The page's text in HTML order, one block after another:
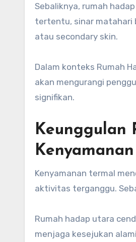
Sebaliknya, rumah
tertentu, sinar matahari
atau secondary skin.
Dalam konteks Rumah
akan mengurangi
signifikan.
Keunggulan
Kenyamanan termal
aktivitas terganggu.
Rumah hadap utara
menjaga kesejukan